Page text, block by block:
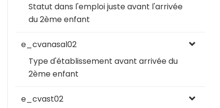
Statut dans l'emploi juste avant l'arrivée
du 2ème enfant
e_cvanasal02
Type d'établissement avant arrivée du
2ème enfant
e_cvast02